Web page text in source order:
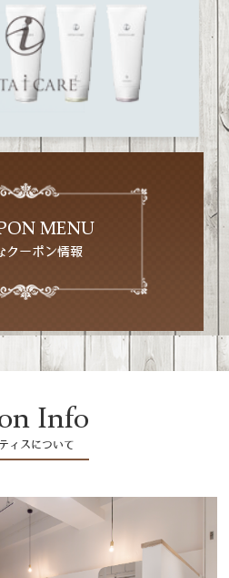
MENU
クーポン情報
Info
ィスについて